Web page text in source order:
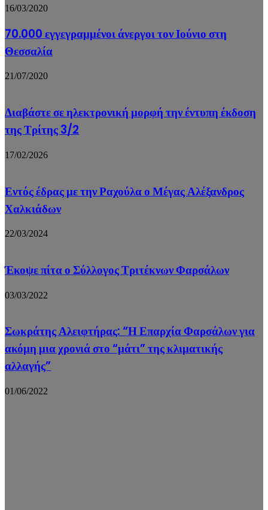
16/03/2020
70.000 εγγεγραμμένοι άνεργοι τον Ιούνιο στη
Θεσσαλία
21/07/2020
Διαβάστε σε ηλεκτρονική μορφή την έντυπη έκδοση
της Τρίτης 3/2
17/02/2026
Εντός έδρας με την Ραχούλα ο Μέγας Αλέξανδρος
Χαλκιάδων
22/03/2024
Έκοψε πίτα ο Σύλλογος Τριτέκνων Φαρσάλων
03/03/2022
Σωκράτης Αλειφτήρας: “Η Επαρχία Φαρσάλων για
ακόμη μια χρονιά στο “μάτι” της κλιματικής
αλλαγής”
01/06/2022